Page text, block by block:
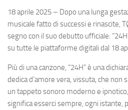
18 aprile 2025 – Dopo una lunga
musicale fatto di successi e rinascite,
segno con il suo debutto ufficiale:
su tutte le piattaforme digitali dal 18
Più di una canzone, “24H” è una
dedica d’amore vera, vissuta, che non
un tappeto sonoro moderno e
significa esserci sempre, ogni istante,